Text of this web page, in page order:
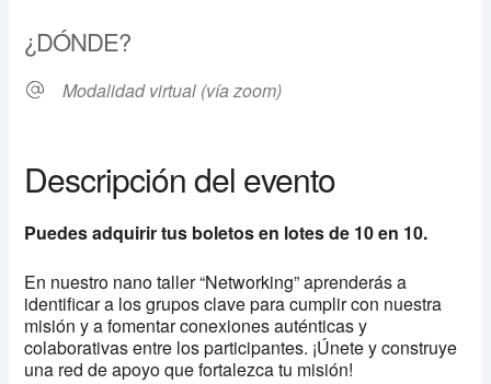
Modalidad virtual (vía zoom)
Descripción del evento
Puedes adquirir tus boletos en lotes de 10 en 10.
En nuestro nano taller “Networking” aprenderás a
identificar a los grupos clave para cumplir con nuestra
misión y a fomentar conexiones auténticas y
colaborativas entre los participantes. ¡Únete y construye
una red de apoyo que fortalezca tu misión!